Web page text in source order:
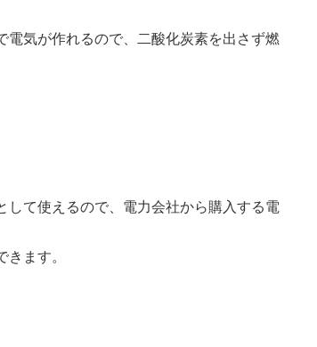
電気が作れるので、二酸化炭素を出さず燃
て使えるので、電力会社から購入する電
ます。